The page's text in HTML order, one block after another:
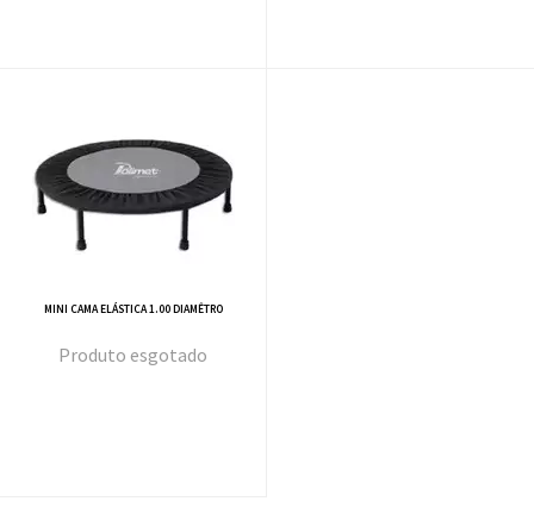
MINI CAMA ELÁSTICA 1.00 DIAMÊTRO
esgotado